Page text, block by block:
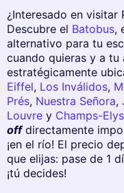
¿Interesado en visitar
Descubre el Batobus,
alternativo para tu
cuando quieras y a
estratégicamente
Eiffel, Los Inválidos,
Prés, Nuestra Señora,
Louvre y Champs-
offdirectamente
¡en el río! El precio
que elijas: pase de 1
¡tú decides!